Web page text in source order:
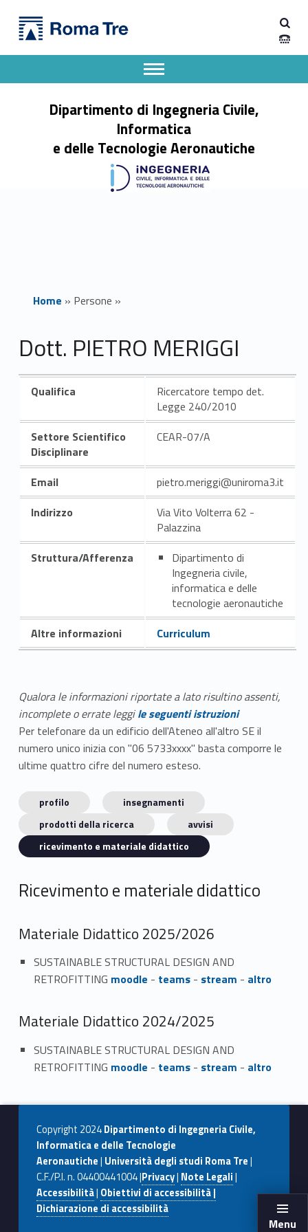
Dott. PIETRO MERIGGI - Dipartimento di Ingegneria Civile, Informatica e delle Tecnologie Aeronautiche
Dipartimento di Ingegneria Civile,
Informatica
e delle Tecnologie Aeronautiche
Menu
Apri il menu secondario
Header info sidebar
Home » Persone »
Dott. PIETRO MERIGGI
Qualifica
Ricercatore tempo det.
Legge 240/2010
Settore Scientifico
Disciplinare
CEAR-07/A
Email
pietro.meriggi@uniroma3.it
Indirizzo
Via Vito Volterra 62 -
Palazzina
Struttura/Afferenza
Dipartimento di
Ingegneria civile,
informatica e delle
tecnologie aeronautiche
Altre informazioni
Curriculum
Qualora le informazioni riportate a lato risultino assenti,
incomplete o errate leggile seguenti istruzioni
Per telefonare da un edificio dell'Ateneo all'altro SE il
numero unico inizia con "06 5733xxxx" basta comporre le
ultime quattro cifre del numero esteso.
profilo
insegnamenti
prodotti della ricerca
avvisi
ricevimento e materiale didattico
Ricevimento e materiale didattico
Materiale Didattico 2025/2026
SUSTAINABLE STRUCTURAL DESIGN AND
RETROFITTING moodle - teams- stream - altro
Materiale Didattico 2024/2025
SUSTAINABLE STRUCTURAL DESIGN AND
RETROFITTING moodle - teams- stream - altro
Copyright 2024Dipartimento di Ingegneria Civile,
Informatica e delle Tecnologie
Aeronautiche| Università degli studi Roma Tre|
C.F./P.I. n. 04400441004 |Privacy| Note Legali|
Accessibilità| Obiettivi di accessibilità |
Dichiarazione di accessibilità